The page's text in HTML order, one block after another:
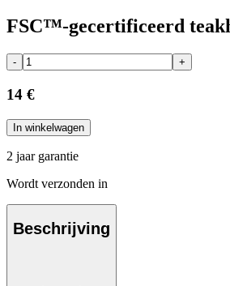
FSC™-gecertificeerd
- +
14 €
In winkelwagen
2 jaar garantie
Wordt verzonden in
Beschrijving